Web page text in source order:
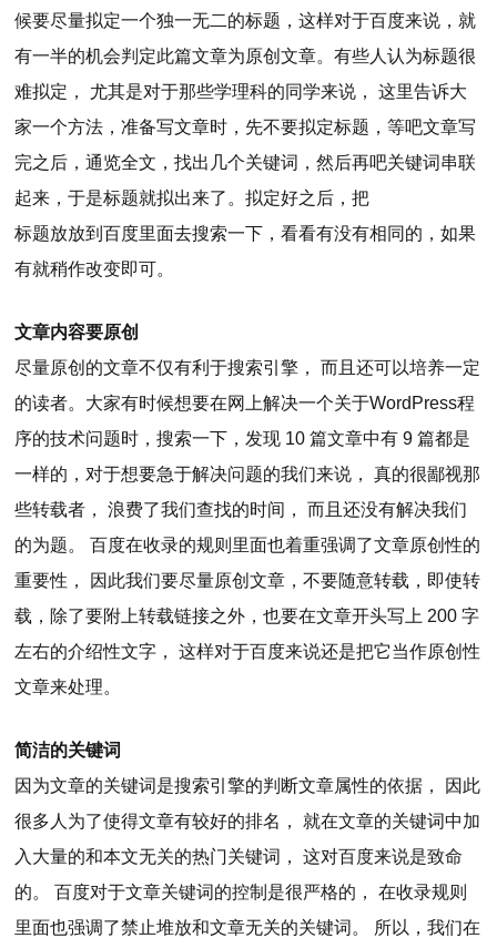
候要尽量拟定一个独一无二的标题，这样对于百度来说，就
有一半的机会判定此篇文章为原创文章。有些人认为标题很
难拟定， 尤其是对于那些学理科的同学来说， 这里告诉大
家一个方法，准备写文章时，先不要拟定标题，等吧文章写
完之后，通览全文，找出几个关键词，然后再吧关键词串联
起来，于是标题就拟出来了。拟定好之后，把
标题放放到百度里面去搜索一下，看看有没有相同的，如果
有就稍作改变即可。
文章内容要原创
尽量原创的文章不仅有利于搜索引擎， 而且还可以培养一定
的读者。大家有时候想要在网上解决一个关于WordPress程
序的技术问题时，搜索一下，发现 10 篇文章中有 9 篇都是
一样的，对于想要急于解决问题的我们来说， 真的很鄙视那
些转载者， 浪费了我们查找的时间， 而且还没有解决我们
的为题。 百度在收录的规则里面也着重强调了文章原创性的
重要性， 因此我们要尽量原创文章，不要随意转载，即使转
载，除了要附上转载链接之外，也要在文章开头写上 200 字
左右的介绍性文字， 这样对于百度来说还是把它当作原创性
文章来处理。
简洁的关键词
因为文章的关键词是搜索引擎的判断文章属性的依据， 因此
很多人为了使得文章有较好的排名， 就在文章的关键词中加
入大量的和本文无关的热门关键词， 这对百度来说是致命
的。 百度对于文章关键词的控制是很严格的， 在收录规则
里面也强调了禁止堆放和文章无关的关键词。 所以，我们在